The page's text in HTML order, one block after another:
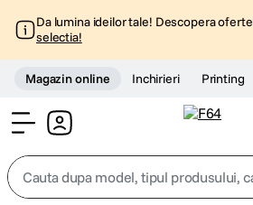
Da lumina ideilor tale! Descopera
selectia!
Magazin online Inchirieri Printing
Cauta dupa model, tipul produsului,